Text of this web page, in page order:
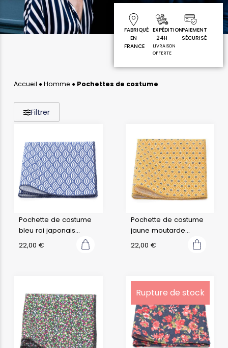
FABRIQUÉ
EN
FRANCE
EXPÉDITION
24H
LIVRAISON
OFFERTE
PAIEMENT
SÉCURISÉ
Accueil ●Homme ● Pochettes de costume
Filtrer
Pochette de costume
bleu roi japonais
seigaiha
22,00 €
Pochette de costume
jaune moutarde
japonais saki
22,00 €
Rupture de stock